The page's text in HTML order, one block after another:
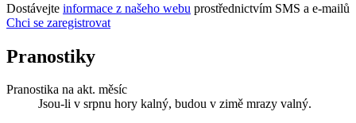
Dostávejte informace z našeho webu prostřednictvím SMS a e-mailů
Chci se zaregistrovat
Pranostiky
Pranostika na akt. měsíc
Jsou-li v srpnu hory kalný, budou v zimě mrazy valný.